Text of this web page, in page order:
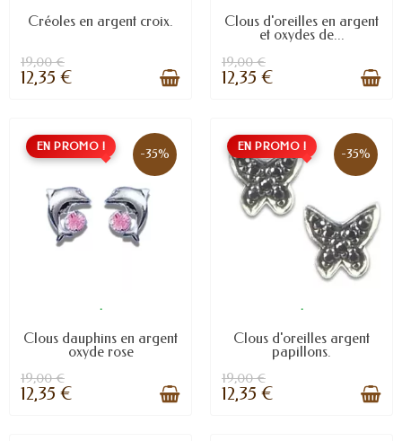
Créoles en argent croix.
19,00 €
12,35 €
Clous d'oreilles en argent
et oxydes de...
19,00 €
12,35 €
EN PROMO ! -35%
.
Clous dauphins en argent
oxyde rose
19,00 €
12,35 €
EN PROMO ! -35%
.
Clous d'oreilles argent
papillons.
19,00 €
12,35 €